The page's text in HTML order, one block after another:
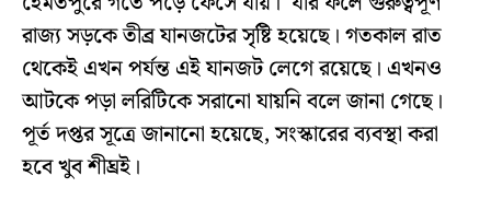
রাজ্য সড়কে তীব্র যানজটের সৃষ্টি হয়েছে। গতকাল রাত
থেকেই এখন পর্যন্ত এই যানজট লেগে রয়েছে। এখনও
আটকে পড়া লরিটিকে সরানো যায়নি বলে জানা গেছে।
পূর্ত দপ্তর সূত্রে জানানো হয়েছে, সংস্কারের ব্যবস্থা করা
হবে খুব শীঘ্রই।